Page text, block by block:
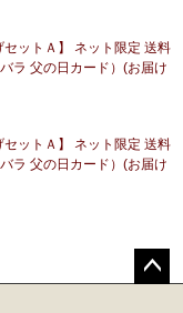
ットＡ】 ネット限定 送料
ラ 父の日カード）(お届け
ットＡ】 ネット限定 送料
ラ 父の日カード）(お届け